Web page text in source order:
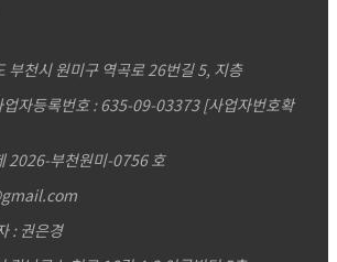
부천시 원미구 역곡로 26번길 5, 지층
업자등록번호 : 635-09-03373 [사업자번호확
2026-부천원미-0756 호
: 권은경